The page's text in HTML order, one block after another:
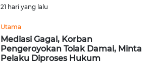
21 hari yang lalu
Utama
Mediasi Gagal, Korban
Pengeroyokan Tolak Damai, Minta
Pelaku Diproses Hukum